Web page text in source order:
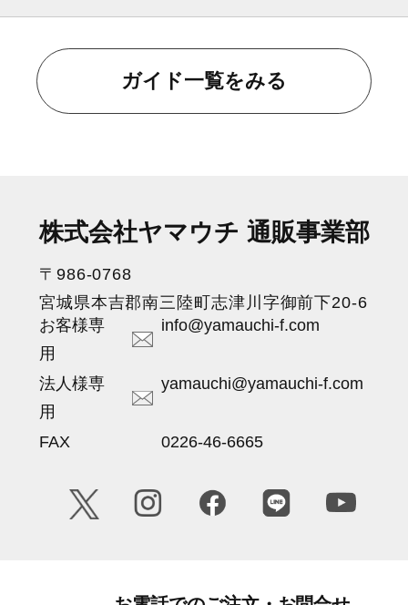
ガイド一覧をみる
株式会社ヤマウチ 通販事業部
〒986-0768
宮城県本吉郡南三陸町志津川字御前下20-6
お客様専
用
info@yamauchi-f.com
法人様専
用
yamauchi@yamauchi-f.com
FAX 0226-46-6665